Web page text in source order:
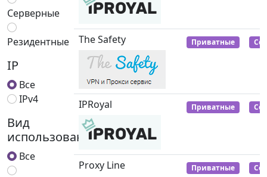
Серверные
Резидентные
IP
Все
IPv4
Вид
использования
Все
The Safety Приватные
IPRoyal Приватные
Proxy Line Приватные